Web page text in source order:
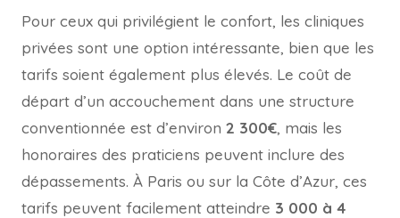
Pour ceux qui privilégient le confort, les cliniques
privées sont une option intéressante, bien que les
tarifs soient également plus élevés. Le coût de
départ d’un accouchement dans une structure
conventionnée est d’environ 2 300€, mais les
honoraires des praticiens peuvent inclure des
dépassements. À Paris ou sur la Côte d’Azur, ces
tarifs peuvent facilement atteindre 3 000 à 4